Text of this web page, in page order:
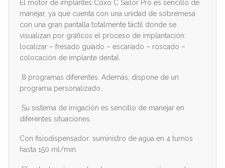
El motor de implantes Coxo C Sailor Pro es sencillo de
manejar, ya que cuenta con una unidad de sobremesa
con una gran pantalla totalmente táctil donde se
visualizan por gráficos el proceso de implantación:
localizar – fresado guiado – escariado – roscado –
colocación de implante dental.
8 programas diferentes. Además, dispone de un
programa personalizado.
Su sistema de irrigación es sencillo de manejar en
diferentes situaciones.
Con fisiodispensador: suministro de agua en 4 turnos
hasta 150 ml/min.